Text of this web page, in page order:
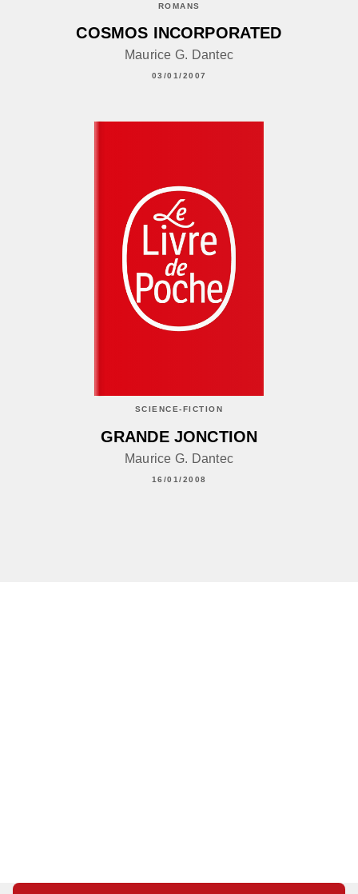
ROMANS
COSMOS INCORPORATED
Maurice G. Dantec
03/01/2007
SCIENCE-FICTION
GRANDE JONCTION
Maurice G. Dantec
16/01/2008